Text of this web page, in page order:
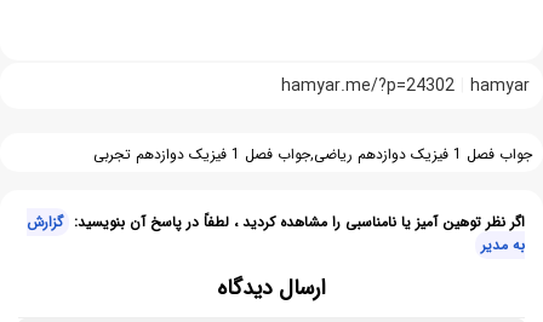
hamyar
hamyar.me/?p=24302
جواب فصل 1 فیزیک دوازدهم ریاضی,جواب فصل 1 فیزیک دوازدهم تجربی
اگر نظر توهین آمیز یا نامناسبی را مشاهده کردید ، لطفاً در پاسخ آن بنویسید: گزارش
به مدیر
ارسال دیدگاه